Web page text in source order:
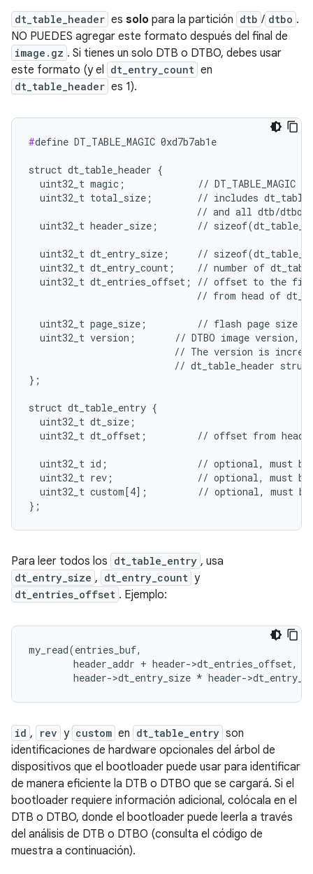
dt_table_header es solo para la partición dtb / dtbo .
NO PUEDES agregar este formato después del final de
image.gz . Si tienes un solo DTB o DTBO, debes usar
este formato (y el
dt_entry_count en
dt_table_header es 1).
#define DT_TABLE_MAGIC 0xd7b7ab1e
struct dt_table_header {
  uint32_t magic;             // DT_TABLE_MAGIC
uint32_t total_size;        // includes
                              // and all dtb/dtbo
uint32_t header_size;       //
uint32_t dt_entry_size;     //
uint32_t dt_entry_count;    // number of
uint32_t dt_entries_offset; // offset to the
// from head of
uint32_t page_size;         // flash page size
uint32_t version;       // DTBO image version,
// The version is
// dt_table_header
};
struct dt_table_entry {
  uint32_t dt_size;
uint32_t dt_offset;         // offset from head
uint32_t id;                // optional, must
uint32_t rev;               // optional, must
uint32_t custom[4];         // optional, must
};
Para leer todos los dt_table_entry , usa
dt_entry_size , dt_entry_count y
dt_entries_offset . Ejemplo:
my_read(entries_buf,
header_addr + header->dt_entries_offset,
header->dt_entry_size * header->
id , rev y custom en dt_table_entry son
identificaciones de hardware opcionales del árbol de
dispositivos que el bootloader puede usar para identificar
de manera eficiente la DTB o DTBO que se cargará. Si el
bootloader requiere información adicional, colócala en el
DTB o DTBO, donde el bootloader puede leerla a través
del análisis de DTB o DTBO (consulta el código de
muestra a continuación).